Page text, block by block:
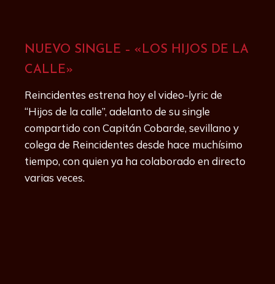
NUEVO SINGLE – «LOS HIJOS DE LA
CALLE»
Reincidentes estrena hoy el video-lyric de
“Hijos de la calle”, adelanto de su single
compartido con Capitán Cobarde, sevillano y
colega de Reincidentes desde hace muchísimo
tiempo, con quien ya ha colaborado en directo
varias veces.